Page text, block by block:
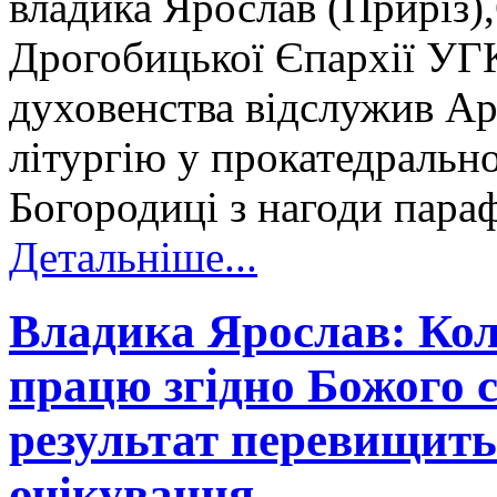
Дрогобицької Єпархії
духовенства відслужив
літургію у
Богородиці з нагоди
Детальніше...
Владика Ярослав:
працю згідно Божого
результат